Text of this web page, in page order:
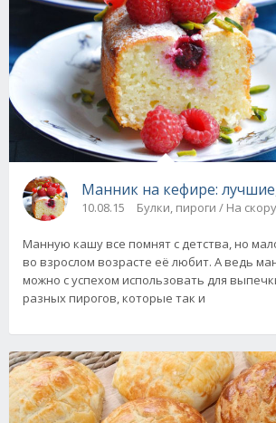
Манник на кефире:
10.08.15 Булки, пироги / На
Манную кашу все помнят с детства, но
во взрослом возрасте её любит. А ведь
можно с успехом использовать для
разных пирогов, которые так и